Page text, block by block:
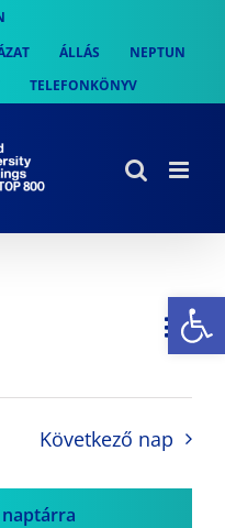
ÁLLÁS
NEPTUN
TELEFONKÖNYV
Nap
Következő nap